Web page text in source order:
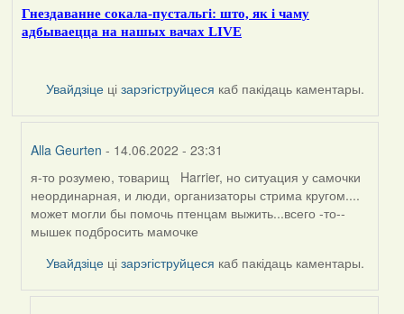
Гнездаванне сокала-пустальгі: што, як і чаму
адбываецца на нашых вачах LIVE
Увайдзіце цізарэгіструйцеся каб пакідаць каментары.
Alla Geurten - 14.06.2022 - 23:31
In
reply
to
by
Harrier
я-то розумею, товарищ Harrier, но ситуация у самочки
неординарная, и люди, организаторы стрима кругом....
может могли бы помочь птенцам выжить...всего -то--
мышек подбросить мамочке
Увайдзіце цізарэгіструйцеся каб пакідаць каментары.